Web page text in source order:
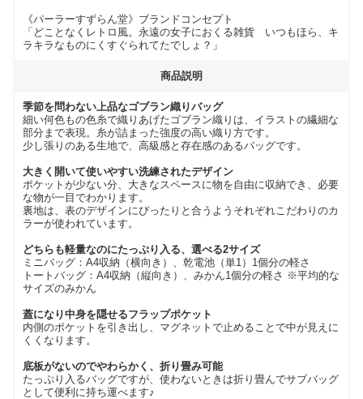
《パーラーすずらん堂》ブランドコンセプト
「どことなくレトロ風。永遠の女子におくる雑貨 いつもほら、キ
ラキラなものにくすぐられてたでしょ？」
商品説明
季節を問わない上品なゴブラン織りバッグ
細い何色もの色糸で織りあげたゴブラン織りは、イラストの繊細な
部分まで表現。糸が詰まった強度の高い織り方です。
少し張りのある生地で、高級感と存在感のあるバッグです。
大きく開いて使いやすい洗練されたデザイン
ポケットが少ない分、大きなスペースに物を自由に収納でき、必要
な物が一目でわかります。
裏地は、表のデザインにぴったりと合うようそれぞれこだわりのカ
ラーが使われています。
どちらも軽量なのにたっぷり入る、選べる2サイズ
ミニバッグ：A4収納（横向き）、乾電池（単1）1個分の軽さ
トートバッグ：A4収納（縦向き）、みかん1個分の軽さ ※平均的な
サイズのみかん
蓋になり中身を隠せるフラップポケット
内側のポケットを引き出し、マグネットで止めることで中が見えに
くくなります。
底板がないのでやわらかく、折り畳み可能
たっぷり入るバッグですが、使わないときは折り畳んでサブバッグ
として便利に持ち運べます♪